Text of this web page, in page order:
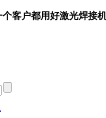
客户都用好激光焊接